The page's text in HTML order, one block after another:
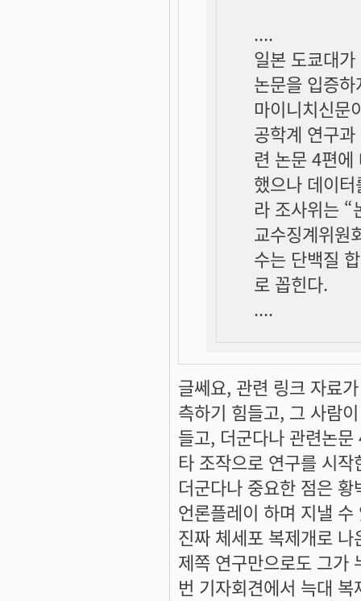
....
일본 도쿄대
논문을 입증
마이니치신문
공학계 연구
련 논문 4편
했으나 데이
라 조사위는 “
교수징계위원
수는 단백질
로 꼽힌다.
....
글쎄요, 관련 링크 자료
측하기 힘들고, 그 사람
들고, 더군다나 관련논
타 조작으로 연구를 시
더군다나 중요한 점은
언론플레이 하며 지낼
진짜 체세포 복제개로
제쪽 연구만으로도 그가
번 기자회견에서 늑대